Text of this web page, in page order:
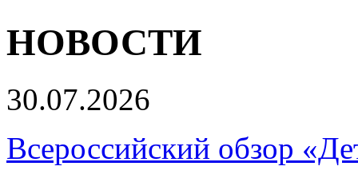
НОВОСТИ
30.07.2026
Всероссийский обзор